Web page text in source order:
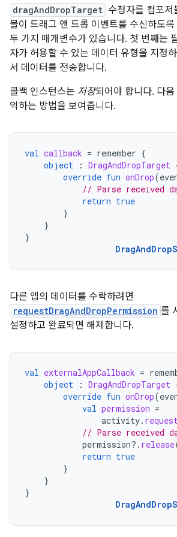
dragAndDropTarget 수정자를 컴포저
블이 드래그 앤 드롭 이벤트를 수신하도
두 가지 매개변수가 있습니다. 첫 번째는
자가 허용할 수 있는 데이터 유형을 지정
서 데이터를 전송합니다.
콜백 인스턴스는 저장되어야 합니다. 다음
억하는 방법을 보여줍니다.
val callback = remember {
object
: DragAndDropTarget
override fun onDrop(
// Parse received
return true
}
}
}
다른 앱의 데이터를 수락하려면
requestDragAndDropPermission 를
설정하고 완료되면 해제합니다.
val externalAppCallback =
object
: DragAndDropTarget
override fun onDrop(
val permission =
activity.
// Parse received
permission?. release
return true
}
}
}